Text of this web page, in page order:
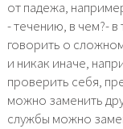
от падежа,
- течению, в чем?-
говорить о
и никак иначе,
проверить себя,
можно заменить
службы можно